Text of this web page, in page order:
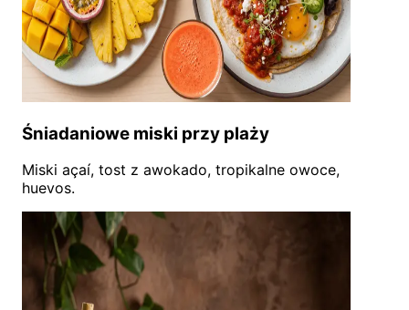
Śniadaniowe miski przy plaży
Miski açaí, tost z awokado, tropikalne owoce,
huevos.